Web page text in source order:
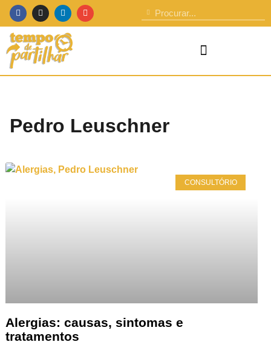
Pedro Leuschner
CONSULTÓRIO
Alergias: causas, sintomas e
tratamentos